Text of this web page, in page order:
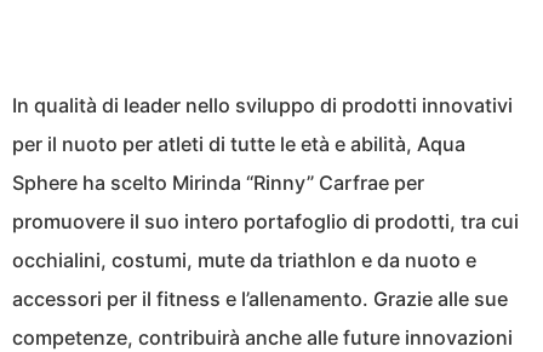
In qualità di leader nello sviluppo di prodotti innovativi
per il nuoto per atleti di tutte le età e abilità, Aqua
Sphere ha scelto Mirinda “Rinny” Carfrae per
promuovere il suo intero portafoglio di prodotti, tra cui
occhialini, costumi, mute da triathlon e da nuoto e
accessori per il fitness e l’allenamento. Grazie alle sue
competenze, contribuirà anche alle future innovazioni